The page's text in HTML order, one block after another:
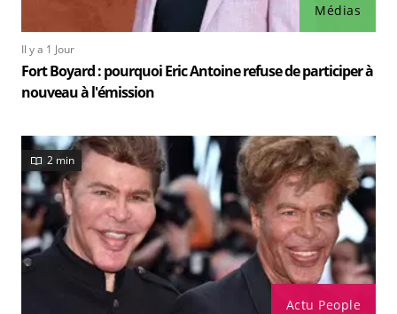
Médias
Il y a 1 Jour
Fort Boyard : pourquoi Eric Antoine refuse de participer à
nouveau à l'émission
Actu People
2 min